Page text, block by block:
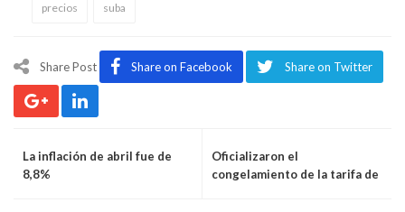
precios suba
Share Post Share on Facebook Share on Twitter
La inflación de abril fue de
8,8%
Oficializaron el
congelamiento de la tarifa de